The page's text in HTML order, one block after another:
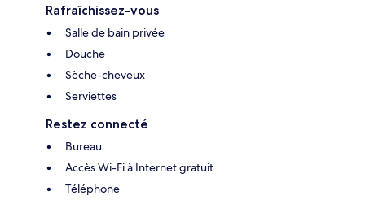
Rafraîchissez-vous
Salle de bain privée
Douche
Sèche-cheveux
Serviettes
Restez connecté
Bureau
Accès Wi-Fi à Internet gratuit
Téléphone